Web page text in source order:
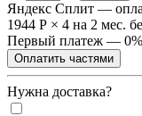
Яндекс Сплит —
1944 Р × 4 на 2 мес.
Первый платеж — 0%
Оплатить частями
Нужна доставка?